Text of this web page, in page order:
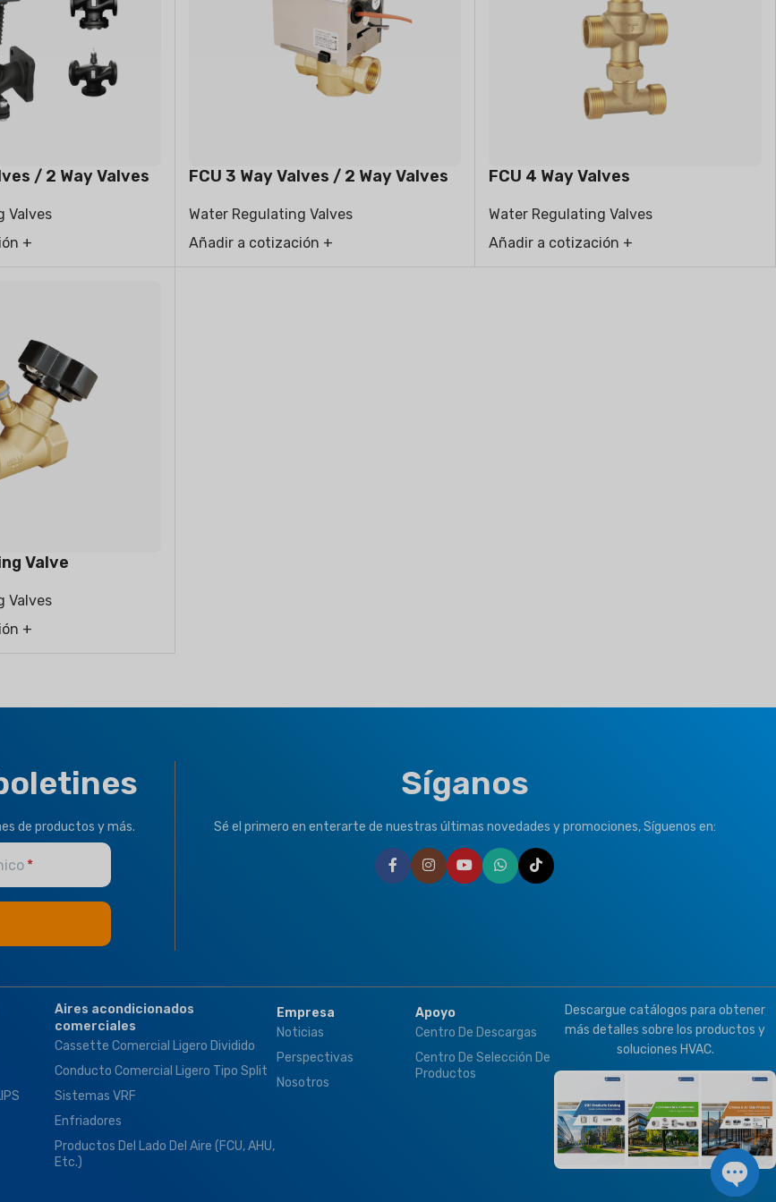
DEHUMIDIFIER
RESIDENTIAL EVAPORATIVE
/ 2 Way Valves
Valves
+
FCU 3 Way Valves / 2 Way Valves
Water Regulating Valves
Añadir a cotización +
FCU 4 Way Valves
Water Regulating Valves
Añadir a cotización +
Valve
Valves
+
de productos y más.
Síganos
Sé el primero en enterarte de nuestras últimas novedades y promociones, Síguenos en:
Aires acondicionados
comerciales
Cassette Comercial Ligero Dividido
Conducto Comercial Ligero Tipo Split
Sistemas VRF
Enfriadores
Productos Del Lado Del Aire (FCU, AHU,
Etc.)
Empresa
Noticias
Perspectivas
Nosotros
Apoyo
Centro De Descargas
Centro De Selección De
Productos
Descargue catálogos para obtener
más detalles sobre los productos y
soluciones HVAC.